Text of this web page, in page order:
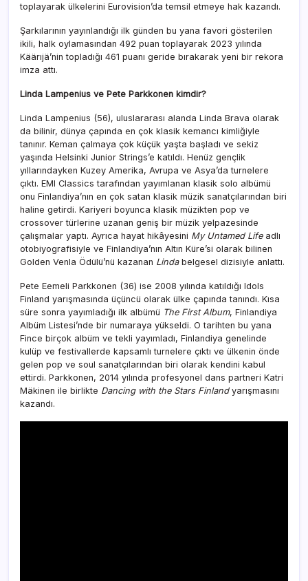
toplayarak ülkelerini Eurovision’da temsil etmeye hak kazandı.
Şarkılarının yayınlandığı ilk günden bu yana favori gösterilen
ikili, halk oylamasından 492 puan toplayarak 2023 yılında
Käärıjä’nin topladığı 461 puanı geride bırakarak yeni bir rekora
imza attı.
Linda Lampenius ve Pete Parkkonen kimdir?
Linda Lampenius (56), uluslararası alanda Linda Brava olarak
da bilinir, dünya çapında en çok klasik kemancı kimliğiyle
tanınır. Keman çalmaya çok küçük yaşta başladı ve sekiz
yaşında Helsinki Junior Strings’e katıldı. Henüz gençlik
yıllarındayken Kuzey Amerika, Avrupa ve Asya’da turnelere
çıktı. EMI Classics tarafından yayımlanan klasik solo albümü
onu Finlandiya’nın en çok satan klasik müzik sanatçılarından biri
haline getirdi. Kariyeri boyunca klasik müzikten pop ve
crossover türlerine uzanan geniş bir müzik yelpazesinde
çalışmalar yaptı. Ayrıca hayat hikâyesini My Untamed Lifeadlı
otobiyografisiyle ve Finlandiya’nın Altın Küre’si olarak bilinen
Golden Venla Ödülü’nü kazanan Lindabelgesel dizisiyle anlattı.
Pete Eemeli Parkkonen (36) ise 2008 yılında katıldığı Idols
Finland yarışmasında üçüncü olarak ülke çapında tanındı. Kısa
süre sonra yayımladığı ilk albümü The First Album, Finlandiya
Albüm Listesi’nde bir numaraya yükseldi. O tarihten bu yana
Fince birçok albüm ve tekli yayımladı, Finlandiya genelinde
kulüp ve festivallerde kapsamlı turnelere çıktı ve ülkenin önde
gelen pop ve soul sanatçılarından biri olarak kendini kabul
ettirdi. Parkkonen, 2014 yılında profesyonel dans partneri Katri
Mäkinen ile birlikte Dancing with the Stars Finlandyarışmasını
kazandı.